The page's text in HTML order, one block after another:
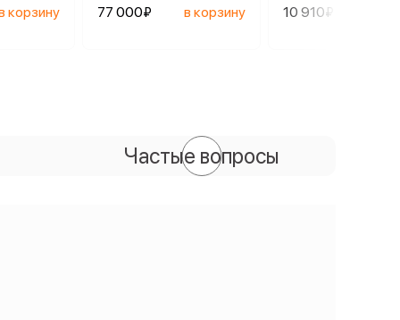
корзину
77 000₽
в корзину
10 910₽
Частые вопросы